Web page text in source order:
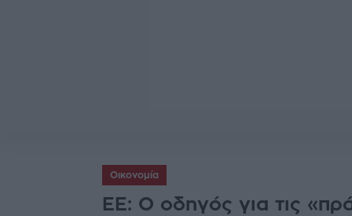
Οικονομία
ΕΕ: Ο οδηγός για τις